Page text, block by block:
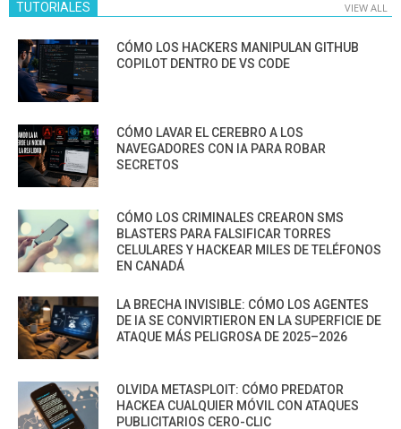
TUTORIALES VIEW ALL
CÓMO LOS HACKERS MANIPULAN GITHUB
COPILOT DENTRO DE VS CODE
CÓMO LAVAR EL CEREBRO A LOS
NAVEGADORES CON IA PARA ROBAR
SECRETOS
CÓMO LOS CRIMINALES CREARON SMS
BLASTERS PARA FALSIFICAR TORRES
CELULARES Y HACKEAR MILES DE TELÉFONOS
EN CANADÁ
LA BRECHA INVISIBLE: CÓMO LOS AGENTES
DE IA SE CONVIRTIERON EN LA SUPERFICIE DE
ATAQUE MÁS PELIGROSA DE 2025–2026
OLVIDA METASPLOIT: CÓMO PREDATOR
HACKEA CUALQUIER MÓVIL CON ATAQUES
PUBLICITARIOS CERO-CLIC